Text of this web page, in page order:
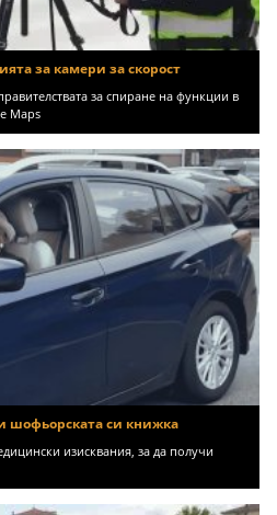
за камери за скорост
за спиране на функции в
Maps
шофьорската си книжка
изисквания, за да получи